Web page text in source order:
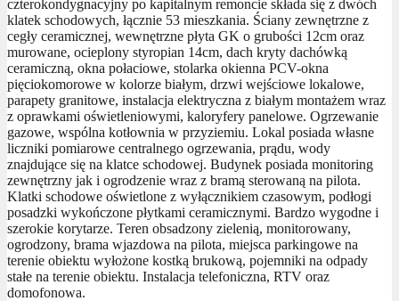
czterokondygnacyjny po kapitalnym remoncie składa się z dwóch
klatek schodowych, łącznie 53 mieszkania. Ściany zewnętrzne z
cegły ceramicznej, wewnętrzne płyta GK o grubości 12cm oraz
murowane, ocieplony styropian 14cm, dach kryty dachówką
ceramiczną, okna połaciowe, stolarka okienna PCV-okna
pięciokomorowe w kolorze białym, drzwi wejściowe lokalowe,
parapety granitowe, instalacja elektryczna z białym montażem wraz
z oprawkami oświetleniowymi, kaloryfery panelowe. Ogrzewanie
gazowe, wspólna kotłownia w przyziemiu. Lokal posiada własne
liczniki pomiarowe centralnego ogrzewania, prądu, wody
znajdujące się na klatce schodowej. Budynek posiada monitoring
zewnętrzny jak i ogrodzenie wraz z bramą sterowaną na pilota.
Klatki schodowe oświetlone z wyłącznikiem czasowym, podłogi
posadzki wykończone płytkami ceramicznymi. Bardzo wygodne i
szerokie korytarze. Teren obsadzony zielenią, monitorowany,
ogrodzony, brama wjazdowa na pilota, miejsca parkingowe na
terenie obiektu wyłożone kostką brukową, pojemniki na odpady
stałe na terenie obiektu. Instalacja telefoniczna, RTV oraz
domofonowa.